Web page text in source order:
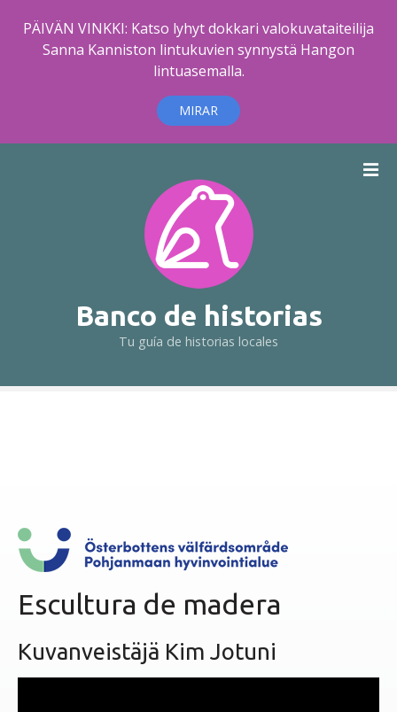
PÄIVÄN VINKKI: Katso lyhyt dokkari valokuvataiteilija
Sanna Kanniston lintukuvien synnystä Hangon
lintuasemalla.
MIRAR
t
Banco de historias
Tu guía de historias locales
Escultura de madera
Kuvanveistäjä Kim Jotuni